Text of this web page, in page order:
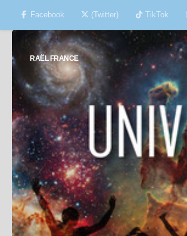
Skip to content
Facebook (Twitter) TikTok
RAËL FRANCE